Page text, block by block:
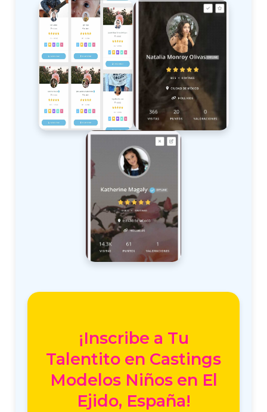
¡Inscribe a Tu
Talentito en Castings
Modelos Niños en El
Ejido, España!